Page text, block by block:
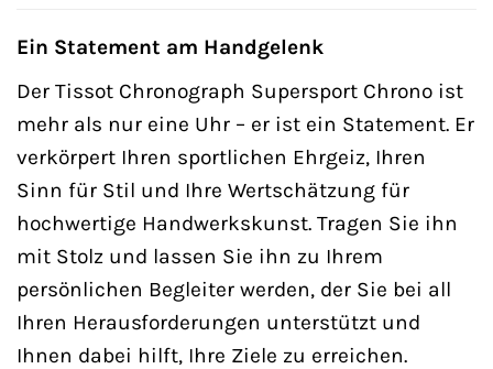
Ein Statement am Handgelenk
Der Tissot Chronograph Supersport Chrono ist
mehr als nur eine Uhr – er ist ein Statement. Er
verkörpert Ihren sportlichen Ehrgeiz, Ihren
Sinn für Stil und Ihre Wertschätzung für
hochwertige Handwerkskunst. Tragen Sie ihn
mit Stolz und lassen Sie ihn zu Ihrem
persönlichen Begleiter werden, der Sie bei all
Ihren Herausforderungen unterstützt und
Ihnen dabei hilft, Ihre Ziele zu erreichen.